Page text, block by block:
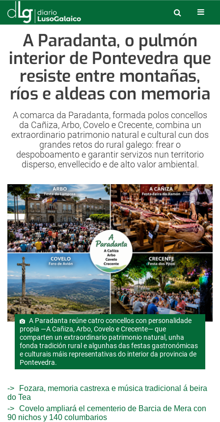
A Paradanta, o pulmón
interior de Pontevedra que
resiste entre montañas,
ríos e aldeas con memoria
A comarca da Paradanta, formada polos concellos
da Cañiza, Arbo, Covelo e Crecente, combina un
extraordinario patrimonio natural e cultural cun dos
grandes retos do rural galego: frear o
despoboamento e garantir servizos nun territorio
disperso, envellecido e de alto valor ambiental.
A Paradanta reúne catro concellos con personalidade
propia —A Cañiza, Arbo, Covelo e Crecente— que
comparten un extraordinario patrimonio natural, unha
fonda tradición rural e algunhas das festas gastronómicas
e culturais máis representativas do interior da provincia de
Pontevedra.
Fozara, memoria castrexa e música tradicional á beira
do Tea
Covelo ampliará el cementerio de Barcia de Mera con
90 nichos y 140 columbarios